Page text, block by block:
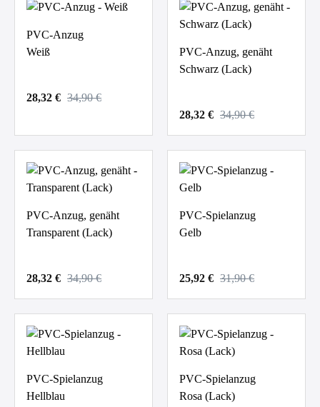
PVC-Anzug
Weiß
28,32 € 34,90 €
PVC-Anzug, genäht
Schwarz (Lack)
28,32 € 34,90 €
PVC-Anzug, genäht
Transparent (Lack)
28,32 € 34,90 €
PVC-Spielanzug
Gelb
25,92 € 31,90 €
PVC-Spielanzug
Hellblau
PVC-Spielanzug
Rosa (Lack)